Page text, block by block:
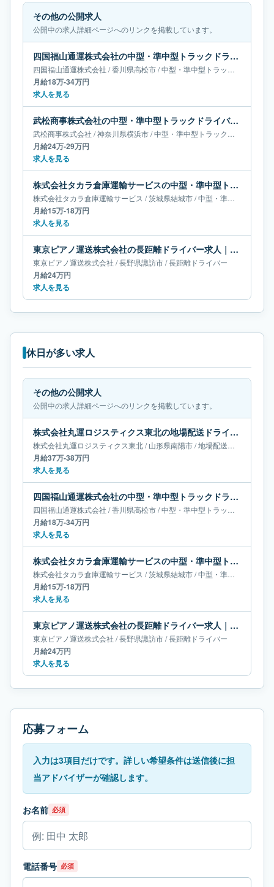
その他の公開求人
公開中の求人詳細ページへのリンクを掲載しています。
四国福山通運株式会社の中型・準中型トラックドライバー求人｜香川県高松市｜月給18万-34万円
四国福山通運株式会社 /香川県高松市/中型・準中型トラックドライバー
月給18万-34万円
求人を見る
武松商事株式会社の中型・準中型トラックドライバー求人｜神奈川県横浜市｜月給24万-29万円
武松商事株式会社 /神奈川県横浜市/中型・準中型トラックドライバー
月給24万-29万円
求人を見る
株式会社タカラ倉庫運輸サービスの中型・準中型トラックドライバー求人｜茨城県結城市｜月給15万-18万円
株式会社タカラ倉庫運輸サービス /茨城県結城市/中型・準中型トラックドライバー
月給15万-18万円
求人を見る
東京ピアノ運送株式会社の長距離ドライバー求人｜長野県諏訪市｜月給24万円
東京ピアノ運送株式会社 /長野県諏訪市/長距離ドライバー
月給24万円
求人を見る
休日が多い求人
その他の公開求人
公開中の求人詳細ページへのリンクを掲載しています。
株式会社丸運ロジスティクス東北の地場配送ドライバー求人｜山形県南陽市｜月給37万-38万円
株式会社丸運ロジスティクス東北/山形県南陽市/地場配送ドライバー
月給37万-38万円
求人を見る
四国福山通運株式会社の中型・準中型トラックドライバー求人｜香川県高松市｜月給18万-34万円
四国福山通運株式会社 /香川県高松市/中型・準中型トラックドライバー
月給18万-34万円
求人を見る
株式会社タカラ倉庫運輸サービスの中型・準中型トラックドライバー求人｜茨城県結城市｜月給15万-18万円
株式会社タカラ倉庫運輸サービス /茨城県結城市/中型・準中型トラックドライバー
月給15万-18万円
求人を見る
東京ピアノ運送株式会社の長距離ドライバー求人｜長野県諏訪市｜月給24万円
東京ピアノ運送株式会社 /長野県諏訪市/長距離ドライバー
月給24万円
求人を見る
応募フォーム
入力は3項目だけです。詳しい希望条件は送信後に担
当アドバイザーが確認します。
お名前 必須
電話番号 必須